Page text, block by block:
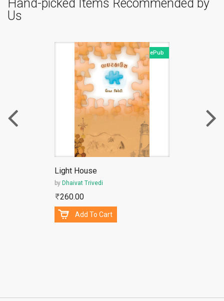
Hand-picked Items Recommended by
Us
ePub
Light House
by Dhaivat Trivedi
260.00
Add To Cart